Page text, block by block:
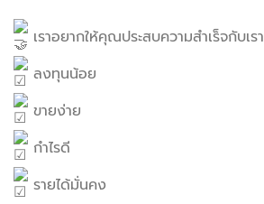
เราอยากให้คุณประสบความสำเร็จกับเรา
ลงทุนน้อย
ขายง่าย
กำไรดี
รายได้มั่นคง